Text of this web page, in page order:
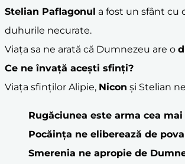
Stelian Paflagonul a fost un sfânt cu
duhurile necurate.
Viața sa ne arată că Dumnezeu are o
Ce ne învață acești sfinți?
Viața sfinților Alipie, Nicon și Stelian
Rugăciunea este arma cea
Pocăința ne eliberează de
Smerenia ne apropie de